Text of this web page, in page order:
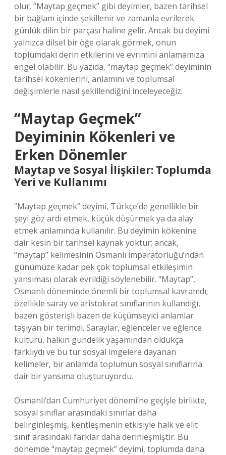
olur. “Maytap geçmek” gibi deyimler, bazen tarihsel
bir bağlam içinde şekillenir ve zamanla evrilerek
günlük dilin bir parçası haline gelir. Ancak bu deyimi
yalnızca dilsel bir öğe olarak görmek, onun
toplumdaki derin etkilerini ve evrimini anlamamıza
engel olabilir. Bu yazıda, “maytap geçmek” deyiminin
tarihsel kökenlerini, anlamını ve toplumsal
değişimlerle nasıl şekillendiğini inceleyeceğiz.
“Maytap Geçmek”
Deyiminin Kökenleri ve
Erken Dönemler
Maytap ve Sosyal İlişkiler: Toplumda
Yeri ve Kullanımı
“Maytap geçmek” deyimi, Türkçe’de genellikle bir
şeyi göz ardı etmek, küçük düşürmek ya da alay
etmek anlamında kullanılır. Bu deyimin kökenine
dair kesin bir tarihsel kaynak yoktur; ancak,
“maytap” kelimesinin Osmanlı İmparatorluğu’ndan
günümüze kadar pek çok toplumsal etkileşimin
yansıması olarak evrildiği söylenebilir. “Maytap”,
Osmanlı döneminde önemli bir toplumsal kavramdı;
özellikle saray ve aristokrat sınıflarının kullandığı,
bazen gösterişli bazen de küçümseyici anlamlar
taşıyan bir terimdi. Saraylar, eğlenceler ve eğlence
kültürü, halkın gündelik yaşamından oldukça
farklıydı ve bu tür sosyal imgelere dayanan
kelimeler, bir anlamda toplumun sosyal sınıflarına
dair bir yansıma oluşturuyordu.
Osmanlı’dan Cumhuriyet dönemi’ne geçişle birlikte,
sosyal sınıflar arasındaki sınırlar daha
belirginleşmiş, kentleşmenin etkisiyle halk ve elit
sınıf arasındaki farklar daha derinleşmiştir. Bu
dönemde “maytap geçmek” deyimi, toplumda daha